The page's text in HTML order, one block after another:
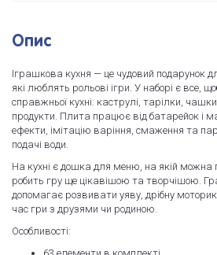
Опис
Іграшкова кухня — це чудовий подарунок
які люблять рольові ігри. У наборі є все,
справжньої кухні: каструлі, тарілки,
продукти. Плита працює від батарейок і
ефекти, імітацію варіння, смаження та
подачі води.
На кухні є дошка для меню, на якій можна
робить гру ще цікавішою та творчішою.
допомагає розвивати уяву, дрібну
час гри з друзями чи родиною.
Особливості: